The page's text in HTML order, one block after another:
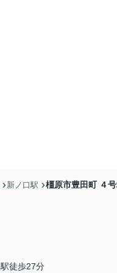
新ノ口駅 橿原市豊田町 ４
徒歩27分